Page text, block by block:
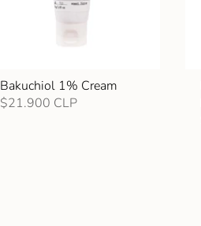
Bakuchiol 1% Cream
$21.900 CLP